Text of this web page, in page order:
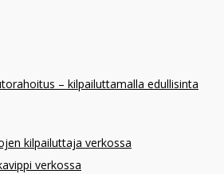
– kilpailuttamalla edullisinta
kilpailuttaja verkossa
verkossa